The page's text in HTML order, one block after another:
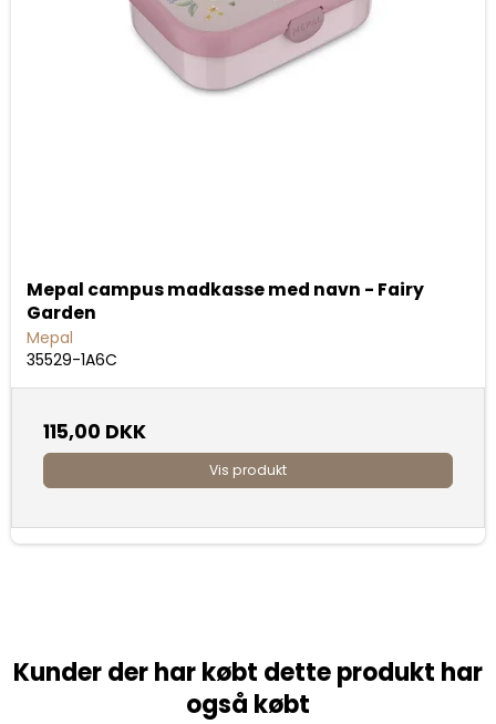
Mepal campus madkasse med navn - Fairy
Garden
Mepal
35529-1A6C
115,00 DKK
Vis produkt
Kunder der har købt dette produkt har
også købt